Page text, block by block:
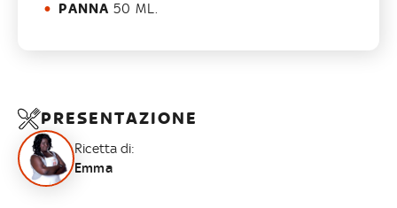
PANNA 50 ML.
PRESENTAZIONE
Ricetta di:
Emma